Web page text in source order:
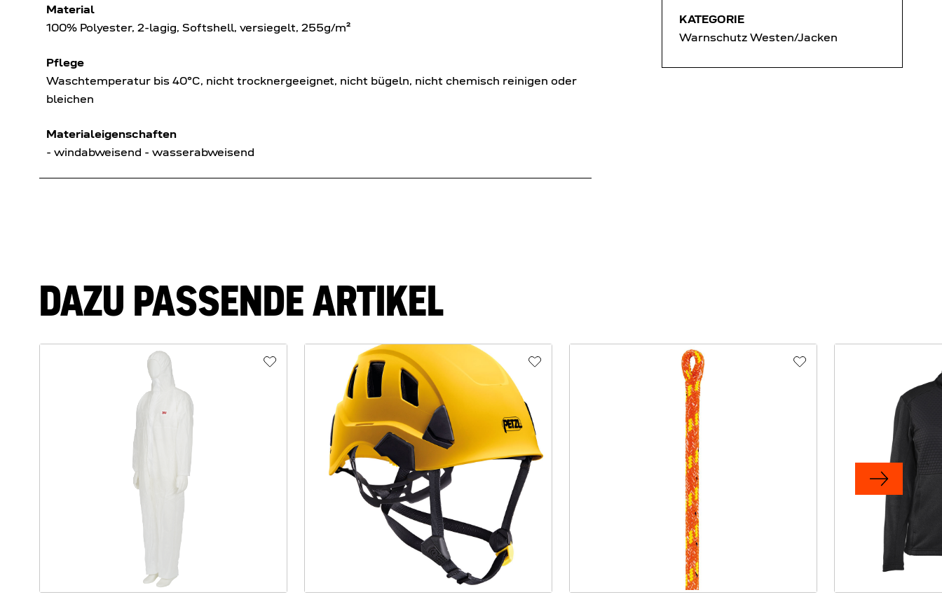
Material
100% Polyester, 2-lagig, Softshell, versiegelt, 255g/m²
Pflege
Waschtemperatur bis 40°C, nicht trocknergeeignet, nicht bügeln, nicht chemisch reinigen oder
bleichen
Materialeigenschaften
- windabweisend - wasserabweisend
KATEGORIE
Warnschutz Westen/Jacken
DAZU PASSENDE ARTIKEL